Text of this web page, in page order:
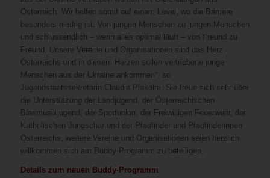
Österreich. Wir helfen somit auf einem Level, wo die Barriere
besonders niedrig ist: Von jungen Menschen zu jungen Menschen
und schlussendlich – wenn alles optimal läuft – von Freund zu
Freund. Unsere Vereine und Organisationen sind das Herz
Österreichs und in diesem Herzen sollen vertriebene junge
Menschen aus der Ukraine ankommen“, so
Jugendstaatssekretärin Claudia Plakolm. Sie freue sich sehr über
die Unterstützung der Landjugend, der Österreichischen
Blasmusikjugend, der Sportunion, der Freiwilligen Feuerwehr, der
Katholischen Jungschar und der Pfadfinder und Pfadfinderinnen
Österreichs, weitere Vereine und Organisationen seien herzlich
willkommen sich am Buddy-Programm zu beteiligen.
Details zum neuen Buddy-Programm